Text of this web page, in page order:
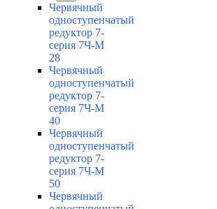
Червячный
одноступенчатый
редуктор 7-
серия 7Ч-М
28
Червячный
одноступенчатый
редуктор 7-
серия 7Ч-М
40
Червячный
одноступенчатый
редуктор 7-
серия 7Ч-М
50
Червячный